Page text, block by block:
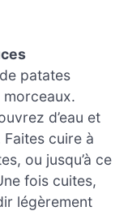
patates
d’eau et
cuire à
ou jusqu’à ce
fois cuites,
légèrement